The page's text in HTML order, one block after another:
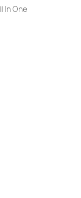
In One